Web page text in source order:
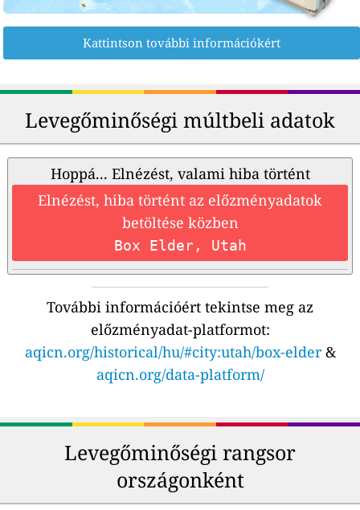
Kattintson további információkért
Levegőminőségi múltbeli adatok
Hoppá... Elnézést, valami hiba történt
Elnézést, hiba történt az előzményadatok
betöltése közben
Box Elder, Utah
További információért tekintse meg az
előzményadat-platformot:
aqicn.org/historical/hu/#city:utah/box-elder&
aqicn.org/data-platform/
Levegőminőségi rangsor
országonként